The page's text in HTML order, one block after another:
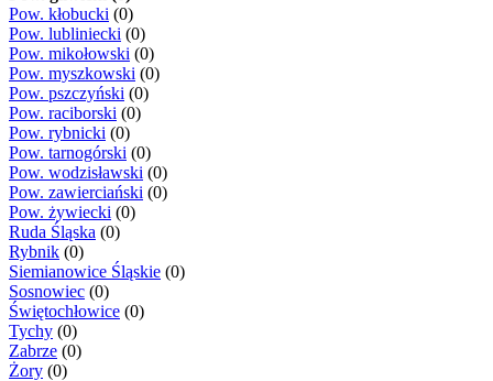
Pow. kłobucki (0)
Pow. lubliniecki (0)
Pow. mikołowski (0)
Pow. myszkowski (0)
Pow. pszczyński (0)
Pow. raciborski (0)
Pow. rybnicki (0)
Pow. tarnogórski (0)
Pow. wodzisławski (0)
Pow. zawierciański (0)
Pow. żywiecki (0)
Ruda Śląska (0)
Rybnik (0)
Siemianowice Śląskie (0)
Sosnowiec (0)
Świętochłowice (0)
Tychy (0)
Zabrze (0)
Żory (0)